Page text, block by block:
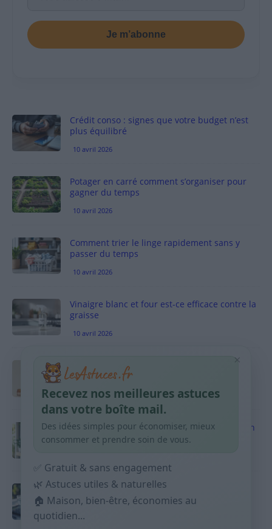
Je m’abonne
Crédit conso : signes que votre budget n’est
plus équilibré
10 avril 2026
Potager en carré comment s’organiser pour
gagner du temps
10 avril 2026
Comment trier le linge rapidement sans y
passer du temps
10 avril 2026
Vinaigre blanc et four est-ce efficace contre la
graisse
10 avril 2026
Taches pigmentaires : routine simple +
habitudes qui aident
9 avril 2026
Produits ménagers : comment économiser en
courses sans acheter 10 sprays
Budget mensuel : méthode rapide pour
répartir son salaire dès le jour de paie
9 avril 2026
×
Recevez nos meilleures astuces
dans votre boîte mail.
Des idées simples pour économiser, mieux
consommer et prendre soin de vous.
✅ Gratuit & sans engagement
🌿 Astuces utiles & naturelles
🏠 Maison, bien-être, économies au
quotidien...